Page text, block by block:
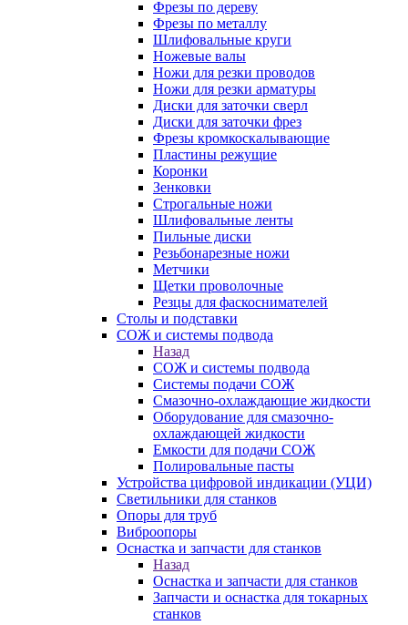
Фрезы по дереву
Фрезы по металлу
Шлифовальные круги
Ножевые валы
Ножи для резки проводов
Ножи для резки арматуры
Диски для заточки сверл
Диски для заточки фрез
Фрезы кромкоскалывающие
Пластины режущие
Коронки
Зенковки
Строгальные ножи
Шлифовальные ленты
Пильные диски
Резьбонарезные ножи
Метчики
Щетки проволочные
Резцы для фаскоснимателей
Столы и подставки
СОЖ и системы подвода
Назад
СОЖ и системы подвода
Системы подачи СОЖ
Смазочно-охлаждающие жидкости
Оборудование для смазочно-
охлаждающей жидкости
Емкости для подачи СОЖ
Полировальные пасты
Устройства цифровой индикации (УЦИ)
Светильники для станков
Опоры для труб
Виброопоры
Оснастка и запчасти для станков
Назад
Оснастка и запчасти для станков
Запчасти и оснастка для токарных
станков